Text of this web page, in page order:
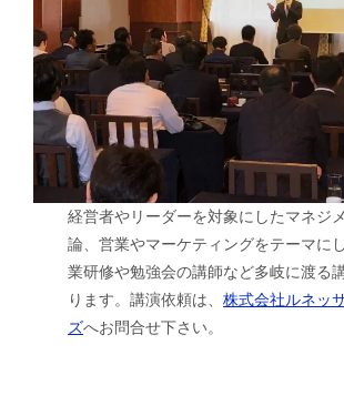
経営者やリーダーを対象にしたマネジ
論、営業やマーケティングをテーマに
業研修や勉強会の講師など多岐に渡る
ります。講演依頼は、株式会社ルネッ
ズへお問合せ下さい。